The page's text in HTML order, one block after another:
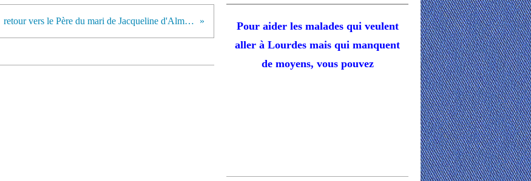
retour vers le Père du mari de Jacqueline d'Almeida Pour aider les malades qui veulent
aller à Lourdes mais qui manquent
de moyens, vous pouvez